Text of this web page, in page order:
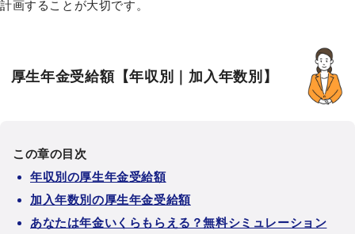
計画することが大切です。
厚生年金受給額【年収別｜加入年数別】
この章の目次
年収別の厚生年金受給額
加入年数別の厚生年金受給額
あなたは年金いくらもらえる？無料シミュレーション